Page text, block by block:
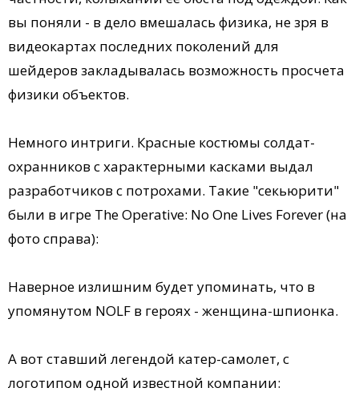
вы поняли - в дело вмешалась физика, не зря в
видеокартах последних поколений для
шейдеров закладывалась возможность просчета
физики объектов.
Немного интриги. Красные костюмы солдат-
охранников с характерными касками выдал
разработчиков с потрохами. Такие "секьюрити"
были в игре The Operative: No One Lives Forever (на
фото справа):
Наверное излишним будет упоминать, что в
упомянутом NOLF в героях - женщина-шпионка.
А вот ставший легендой катер-самолет, с
логотипом одной известной компании: